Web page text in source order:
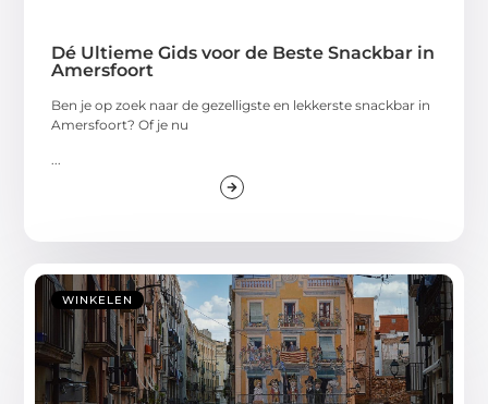
Dé Ultieme Gids voor de Beste Snackbar in
Amersfoort
Ben je op zoek naar de gezelligste en lekkerste snackbar in
Amersfoort? Of je nu
...
WINKELEN